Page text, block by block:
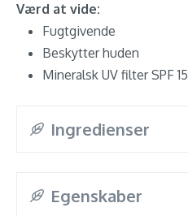
Værd at vide:
Fugtgivende
Beskytter huden
Mineralsk UV filter SPF 15
Ingredienser
Egenskaber